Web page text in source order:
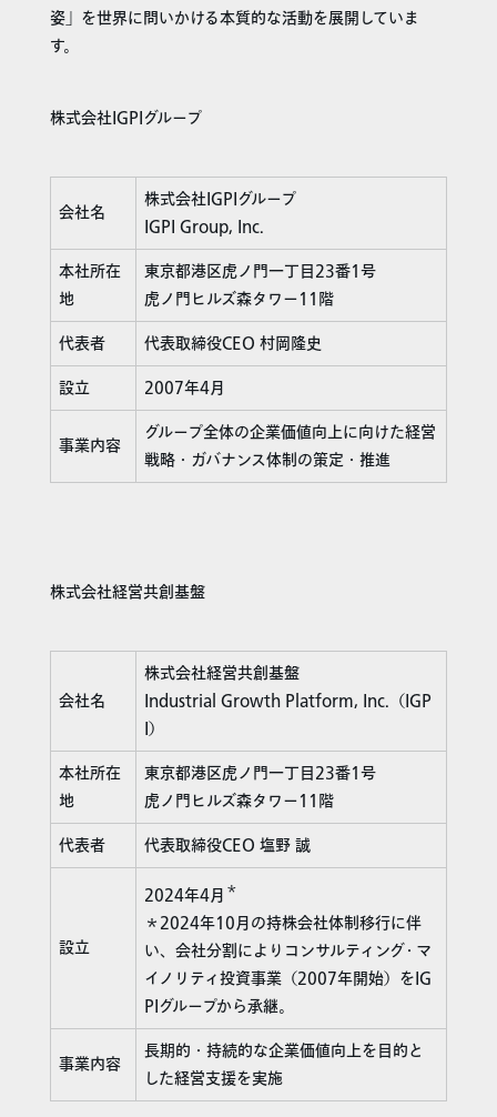
姿」を世界に問いかける本質的な活動を展開していま
す。
株式会社IGPIグループ
会社名
株式会社IGPIグループ
IGPI Group, Inc.
本社所在
地
東京都港区虎ノ門一丁目23番1号
虎ノ門ヒルズ森タワー11階
代表者
代表取締役CEO 村岡隆史
設立
2007年4月
事業内容
グループ全体の企業価値向上に向けた経営
戦略・ガバナンス体制の策定・推進
株式会社経営共創基盤
会社名
株式会社経営共創基盤
Industrial Growth Platform, Inc.（IGP
I）
本社所在
地
東京都港区虎ノ門一丁目23番1号
虎ノ門ヒルズ森タワー11階
代表者
代表取締役CEO 塩野 誠
設立
2024年4月 ＊
＊2024年10月の持株会社体制移行に伴
い、会社分割によりコンサルティング・マ
イノリティ投資事業（2007年開始）をIG
PIグループから承継。
事業内容
長期的・持続的な企業価値向上を目的と
した経営支援を実施